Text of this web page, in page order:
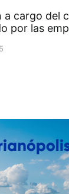
a cargo del
por las